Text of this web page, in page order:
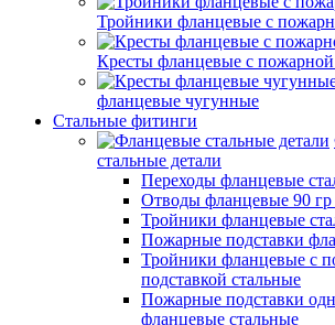
Тройники фланцевые с
Кресты фланцевые с пожарной
фланцевые чугунные
Стальные фитинги
стальные детали
Переходы фланцевые
Отводы фланцевые 90 гр
Тройники фланцевые
Пожарные подставки
Тройники фланцевые с
подставкой стальные
Пожарные подставки
фланцевые стальные